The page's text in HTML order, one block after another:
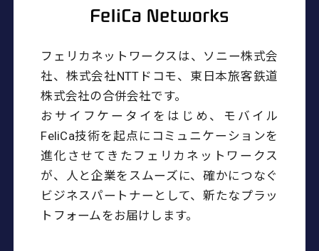
フェリカネットワークスは、ソニー株式会
社、株式会社NTTドコモ、東⽇本旅客鉄道
株式会社の合併会社です。
おサイフケータイをはじめ、モバイル
FeliCa技術を起点にコミュニケーションを
進化させてきたフェリカネットワークス
が、
⼈と企業をスムーズに、確かにつなぐ
ビジネスパートナーとして、新たなプラッ
トフォームをお届けします。